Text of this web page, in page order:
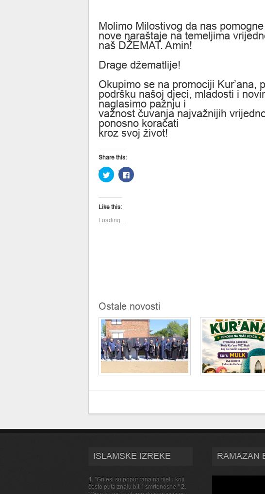
Molimo Milostivog da nas
nove naraštaje na temeljima
naš DŽEMAT. Amin!
Drage džematlije!
Okupimo se na promociji Kur’ana,
podršku našoj djeci, mladosti i
naglasimo pažnju i
važnost čuvanja najvažnijih
ponosno koračati
kroz svoj život!
Share this:
Click
to
share
Twitter
in
window)
Click
to
Like this:
Loading…
Ostale novosti
ISLAMSKE IZREKE
1. "Grijesi su poput rana na tijelu koji
često puta znaju biti i smrtonosne." 2.
RAMAZAN